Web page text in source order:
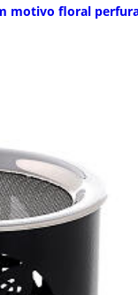
motivo floral